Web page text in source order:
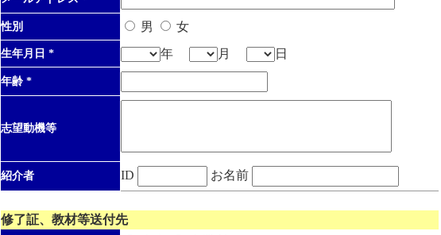
性別 男 女
生年月日 * 年 月 日
年齢 *
志望動機等
紹介者 ID お名前
修了証、教材等送付先